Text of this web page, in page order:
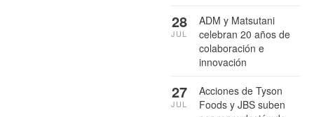
ADM y Matsutani
celebran 20 años de
colaboración e
innovación
28
JUL
Acciones de Tyson
Foods y JBS suben
27
JUL